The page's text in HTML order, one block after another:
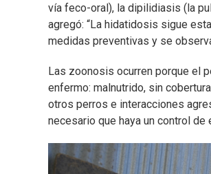
vía feco-oral), la dipilidiasis (la
agregó: “La hidatidosis sigue
medidas preventivas y se
Las zoonosis ocurren porque el
enfermo: malnutrido, sin
otros perros e interacciones
necesario que haya un control de